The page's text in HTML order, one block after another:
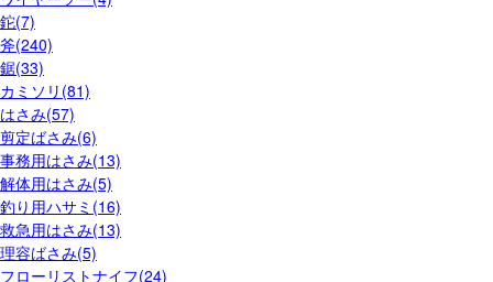
鉈(7)
斧(240)
鋸(33)
カミソリ(81)
はさみ(57)
剪定ばさみ(6)
事務用はさみ(13)
解体用はさみ(5)
釣り用ハサミ(16)
救急用はさみ(13)
理容ばさみ(5)
フローリストナイフ(24)